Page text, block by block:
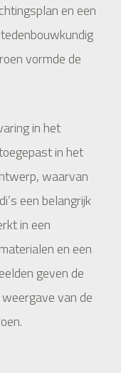
en een
vormde de
in het
in het
waarvan
een belangrijk
in een
en een
geven de
van de